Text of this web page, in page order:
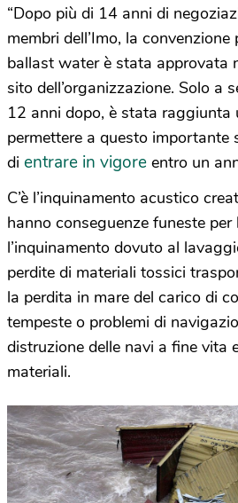
“Dopo più di 14 anni di
membri dell’Imo, la
ballast water è stata approvata
sito dell’organizzazione. Solo a
12 anni dopo, è stata raggiunta
permettere a questo importante
di entrare in vigore entro un
C’è l’inquinamento acustico
hanno conseguenze funeste
l’inquinamento dovuto al
perdite di materiali tossici
la perdita in mare del carico di
tempeste o problemi di
distruzione delle navi a fine vita
materiali.